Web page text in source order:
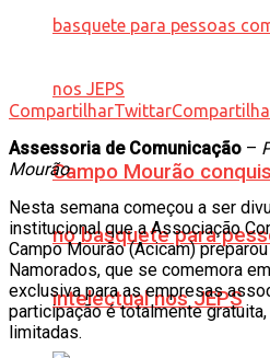
Campo Mourão
no basquete para
intelectual nos JEPS
CompartilharTwittar
Assessoria de Comunicação –
Mourão
Nesta semana começou a ser
institucional que a Associação
Campo Mourão (Acicam)
Namorados, que se comemora
exclusiva para as empresas
participação é totalmente
limitadas.